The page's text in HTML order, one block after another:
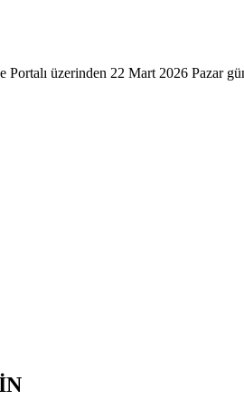
Portalı üzerinden 22 Mart 2026 Pazar